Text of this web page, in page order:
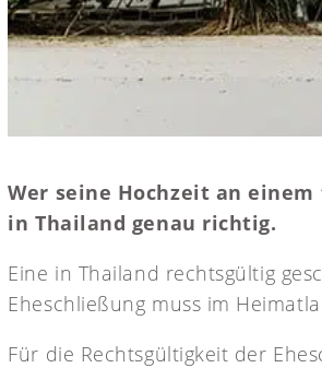
Wer seine Hochzeit an
in Thailand genau richtig.
Eine in Thailand rechtsgültig
Eheschließung muss im
Für die Rechtsgültigkeit der